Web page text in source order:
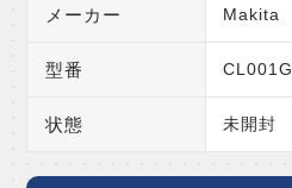
メーカー Makita
型番 CL001G
状態 未開封